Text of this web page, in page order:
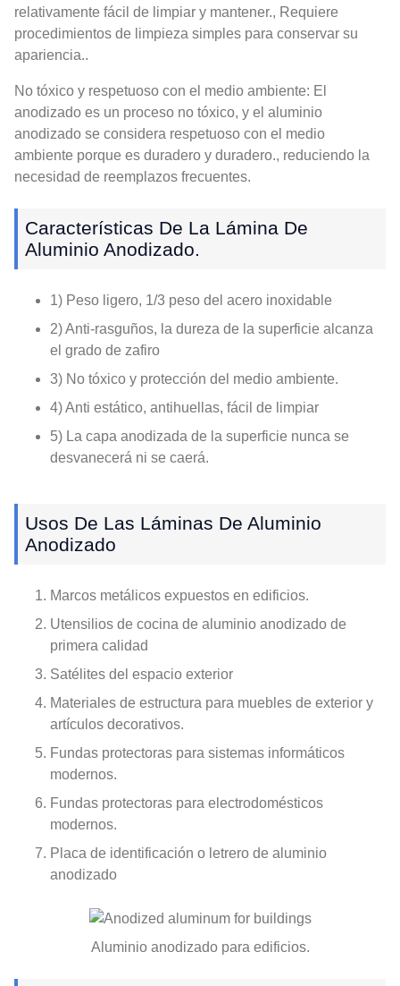
relativamente fácil de limpiar y mantener., Requiere
procedimientos de limpieza simples para conservar su
apariencia..
No tóxico y respetuoso con el medio ambiente: El
anodizado es un proceso no tóxico, y el aluminio
anodizado se considera respetuoso con el medio
ambiente porque es duradero y duradero., reduciendo la
necesidad de reemplazos frecuentes.
Características De La Lámina De
Aluminio Anodizado.
1) Peso ligero, 1/3 peso del acero inoxidable
2) Anti-rasguños, la dureza de la superficie alcanza
el grado de zafiro
3) No tóxico y protección del medio ambiente.
4) Anti estático, antihuellas, fácil de limpiar
5) La capa anodizada de la superficie nunca se
desvanecerá ni se caerá.
Usos De Las Láminas De Aluminio
Anodizado
Marcos metálicos expuestos en edificios.
Utensilios de cocina de aluminio anodizado de
primera calidad
Satélites del espacio exterior
Materiales de estructura para muebles de exterior y
artículos decorativos.
Fundas protectoras para sistemas informáticos
modernos.
Fundas protectoras para electrodomésticos
modernos.
Placa de identificación o letrero de aluminio
anodizado
Aluminio anodizado para edificios.